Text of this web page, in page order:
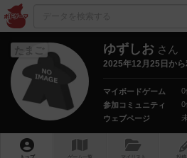
たまご ゆずしお さん
2025年12月25日から
マイボードゲーム
0
参加コミュニティ
0
ウェブページ
トップ ゲーム一覧 マイリスト 投